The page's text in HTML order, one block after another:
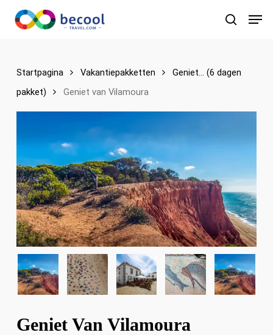
naar
zoeken
Startpagina Vakantiepakketten
Geniet... (6 dagen
pakket)
Geniet van Vilamoura
Geniet Van Vilamoura